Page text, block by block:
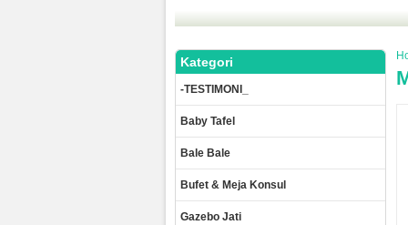
Kategori
-TESTIMONI_
Baby Tafel
Bale Bale
Bufet & Meja Konsul
Gazebo Jati